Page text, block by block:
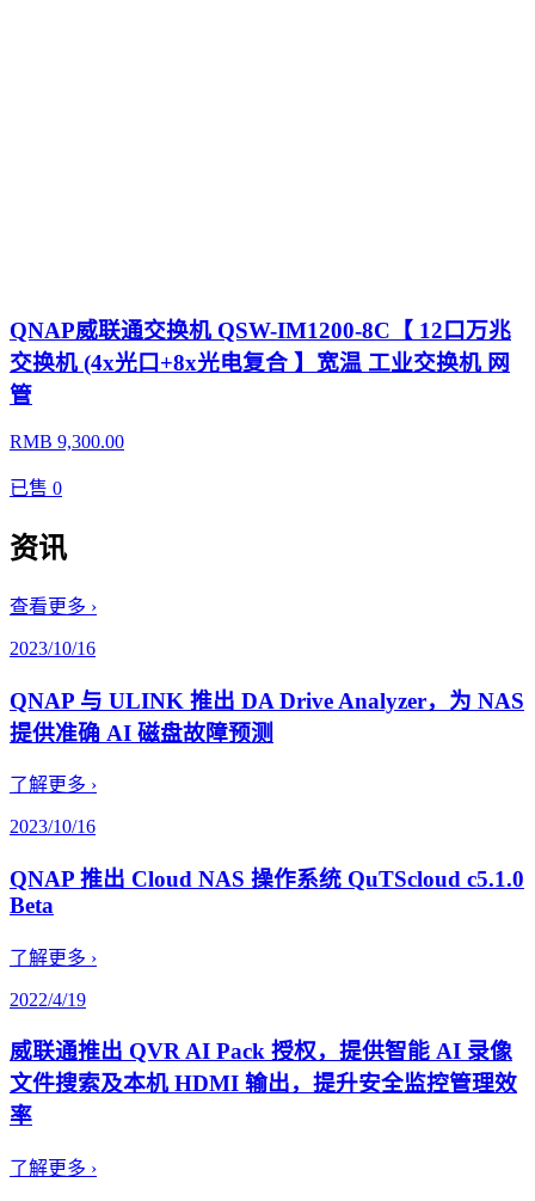
QNAP威联通交换机 QSW-IM1200-8C【 12口万兆
交换机 (4x光口+8x光电复合 】宽温 工业交换机 网
管
RMB 9,300.00
已售 0
资讯
查看更多 ›
2023/10/16
QNAP 与 ULINK 推出 DA Drive Analyzer，为 NAS
提供准确 AI 磁盘故障预测
了解更多 ›
2023/10/16
QNAP 推出 Cloud NAS 操作系统 QuTScloud c5.1.0
Beta
了解更多 ›
2022/4/19
威联通推出 QVR AI Pack 授权，提供智能 AI 录像
文件搜索及本机 HDMI 输出，提升安全监控管理效
率
了解更多 ›